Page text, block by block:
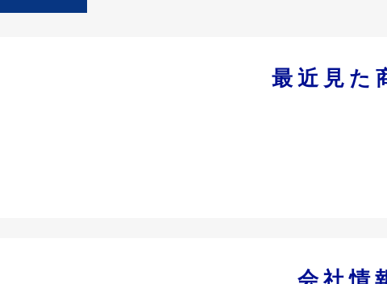
最近見た
会社情